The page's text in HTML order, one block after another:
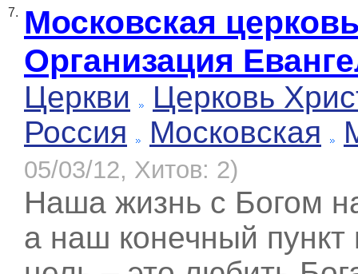
7. Московская
Организация
Церкви
Церковь
Россия
Московская
05/03/12, Хитов: 2)
Наша жизнь с Богом
а наш конечный